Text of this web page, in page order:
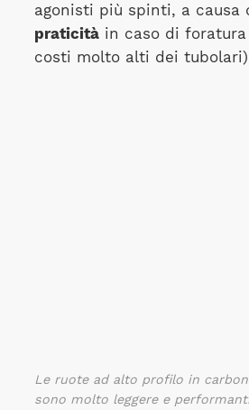
agonisti più spinti, a causa
praticitàin caso di foratura
costi molto alti dei
Le ruote ad alto profilo in
sono molto leggere e